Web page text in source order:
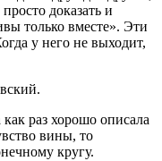
доказать и
только вместе». Эти
у него не выходит,
раз хорошо описала
вины, то
кругу.